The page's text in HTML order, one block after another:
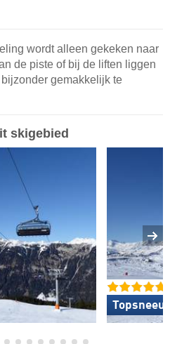
wordt alleen gekeken naar
de piste of bij de liften liggen
gemakkelijk te
skigebied